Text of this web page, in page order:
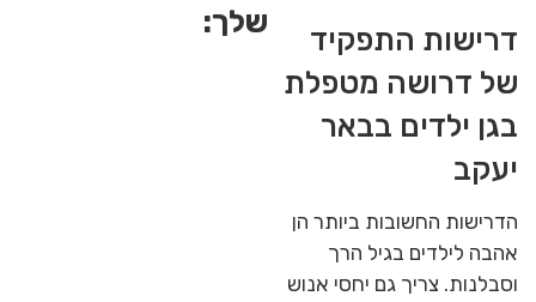
דרישות התפקיד
של דרושה מטפלת
בגן ילדים בבאר
יעקב
הדרישות החשובות ביותר הן
אהבה לילדים בגיל הרך
וסבלנות. צריך גם יחסי אנוש
שלך: